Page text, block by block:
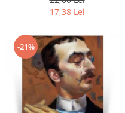
17,38 Lei
-21%